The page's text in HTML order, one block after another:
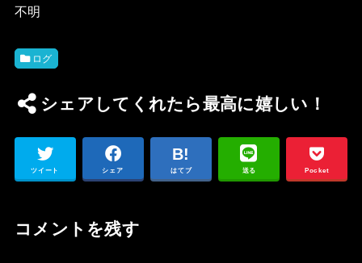
不明
ログ
シェアしてくれたら最高に嬉しい！
ツイート シェア はてブ 送る Pocket
コメントを残す